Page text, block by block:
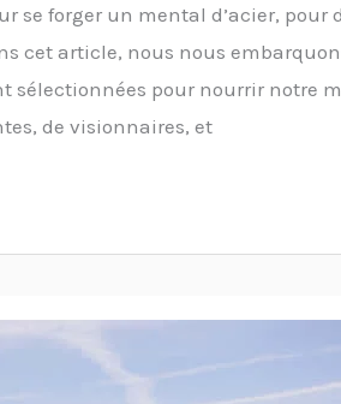
forger un mental d’acier, pour
cet article, nous nous
sélectionnées pour nourrir notre
de visionnaires, et